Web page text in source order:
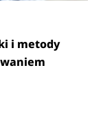
i metody